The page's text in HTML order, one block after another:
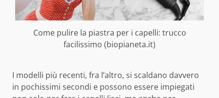
Come pulire la piastra per i capelli: trucco
facilissimo (biopianeta.it)
I modelli più recenti, fra l’altro, si scaldano davvero
in pochissimi secondi e possono essere impiegati